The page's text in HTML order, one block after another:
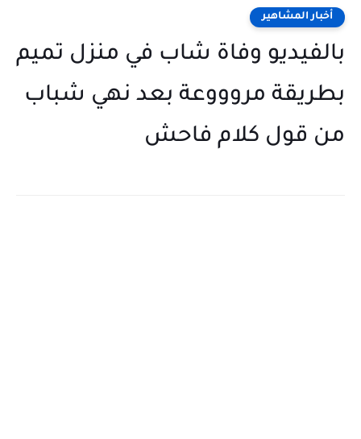
أخبار المشاهير
بالفيديو وفاة شاب في منزل تميم
بطريقة مروووعة بعد نهي شباب
من قول كلام فاحش